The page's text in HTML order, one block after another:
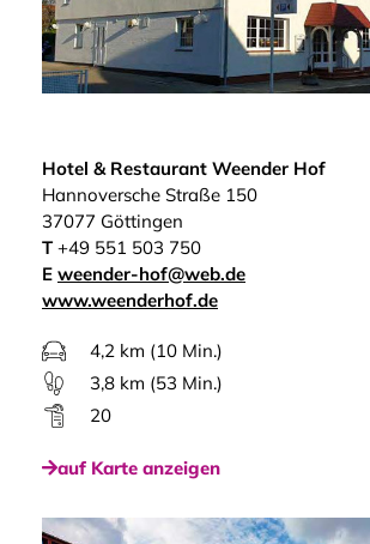
Hotel & Restaurant Weender Hof
Hannoversche Straße 150
37077 Göttingen
T+49 551 503 750
E weender-hof@web.de
www.weenderhof.de
4,2 km (10 Min.)
3,8 km (53 Min.)
20
auf Karte anzeigen